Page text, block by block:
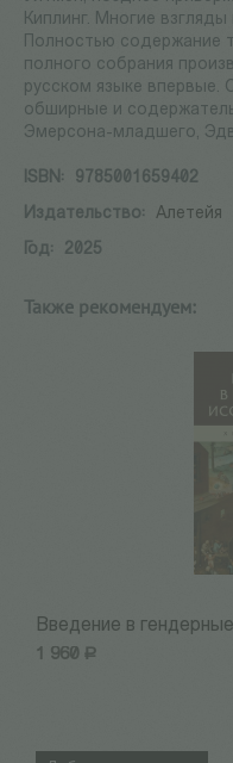
Киплинг. Многие
Полностью содержание
полного собрания
русском языке впервые.
обширные и
Эмерсона-младшего,
ISBN:
9785001659402
Издательство:
Алетейя
Год:
2025
Также рекомендуем:
Введение в
1 960 Р